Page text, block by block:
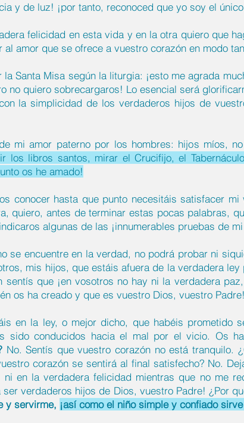
y de luz! ¡por tanto, reconoced que yo soy el
felicidad en esta vida y en la otra quiero que
amor que se ofrece a vuestro corazón en modo
Santa Misa según la liturgia: ¡esto me agrada
no quiero sobrecargaros! Lo esencial será
la simplicidad de los verdaderos hijos de
mi amor paterno por los hombres: hijos míos,
los libros santos, mirar el Crucifijo, el
os he amado!
conocer hasta que punto necesitáis satisfacer
quiero, antes de terminar estas pocas palabras,
algunas de las ¡innumerables pruebas de
se encuentre en la verdad, no podrá probar ni
mis hijos, que estáis afuera de la verdadera
sentís que ¡en vosotros no hay ni la verdadera
os ha creado y que es vuestro Dios, vuestro Padre!
en la ley, o mejor dicho, que habéis prometido
sido conducidos hacia el mal por el vicio. Os
No. Sentís que vuestro corazón no está tranquilo.
corazón se sentirá al final satisfecho? No.
en la verdadera felicidad mientras que no me
verdaderos hijos de Dios, vuestro Padre! ¿Por
y servirme, ¡así como el niño simple y confiado